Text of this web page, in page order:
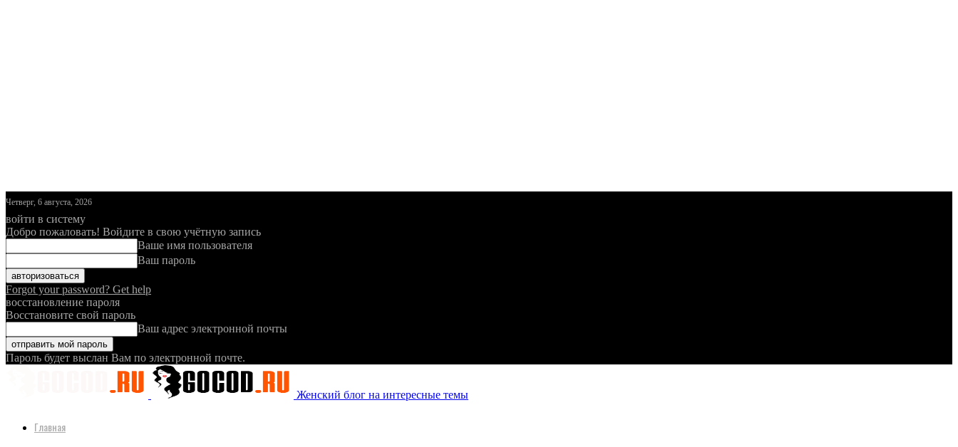
Четверг, 6 августа, 2026
войти в систему
Добро пожаловать! Войдите в свою учётную запись
Ваше имя пользователя
Ваш пароль
Forgot your password? Get help
восстановление пароля
Восстановите свой пароль
Ваш адрес электронной почты
Пароль будет выслан Вам по электронной почте.
Женский блог на интересные темы
Главная